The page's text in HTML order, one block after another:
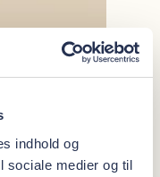
indhold og
sociale medier og til